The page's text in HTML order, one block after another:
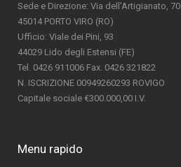
Sede e Direzione: Via dell'Artigianato, 70
45014 PORTO VIRO (RO)
Ufficio: Viale dei Pini, 93
44029 Lido degli Estensi (FE)
Tel. 0426 911006 Fax. 0426 321822
N. ISCRIZIONE 00949260293 ROVIGO
Capitale sociale €300.000,00 I.V.
Menu rapido